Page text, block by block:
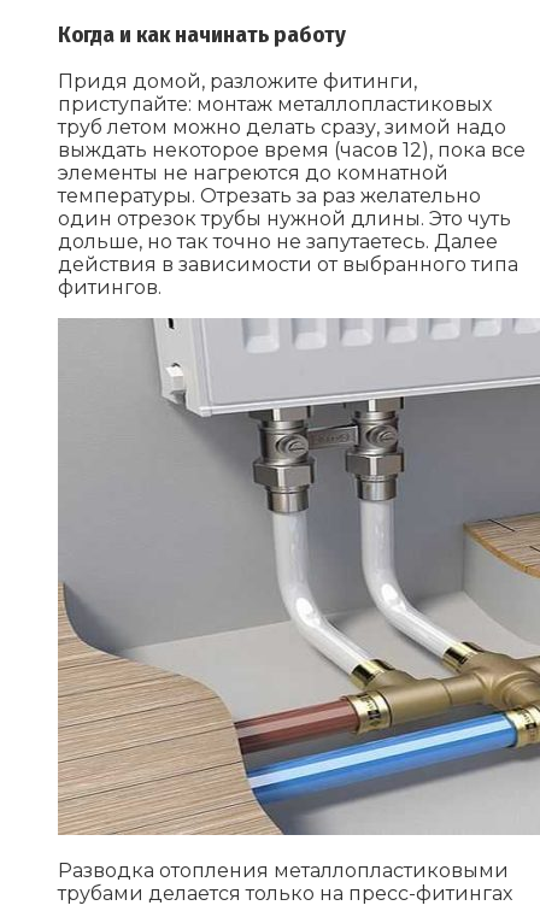
Когда и как начинать работу
Придя домой, разложите фитинги,
приступайте: монтаж металлопластиковых
труб летом можно делать сразу, зимой надо
выждать некоторое время (часов 12), пока все
элементы не нагреются до комнатной
температуры. Отрезать за раз желательно
один отрезок трубы нужной длины. Это чуть
дольше, но так точно не запутаетесь. Далее
действия в зависимости от выбранного типа
фитингов.
Разводка отопления металлопластиковыми
трубами делается только на пресс-фитингах